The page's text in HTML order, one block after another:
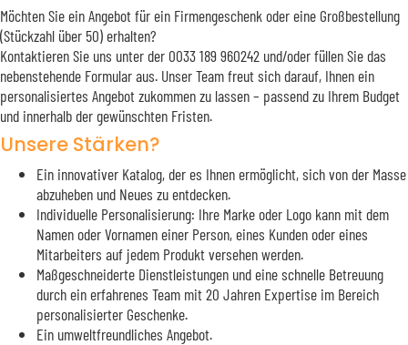
Möchten Sie ein Angebot für ein Firmengeschenk oder eine Großbestellung
(Stückzahl über 50) erhalten?
Kontaktieren Sie uns unter der 0033 189 960242 und/oder füllen Sie das
nebenstehende Formular aus. Unser Team freut sich darauf, Ihnen ein
personalisiertes Angebot zukommen zu lassen – passend zu Ihrem Budget
und innerhalb der gewünschten Fristen.
Unsere Stärken?
Ein innovativer Katalog, der es Ihnen ermöglicht, sich von der Masse
abzuheben und Neues zu entdecken.
Individuelle Personalisierung: Ihre Marke oder Logo kann mit dem
Namen oder Vornamen einer Person, eines Kunden oder eines
Mitarbeiters auf jedem Produkt versehen werden.
Maßgeschneiderte Dienstleistungen und eine schnelle Betreuung
durch ein erfahrenes Team mit 20 Jahren Expertise im Bereich
personalisierter Geschenke.
Ein umweltfreundliches Angebot.